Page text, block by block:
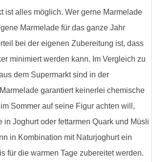
ist alles möglich. Wer gerne Marmelade
Marmelade für das ganze Jahr
bei der eigenen Zubereitung ist, dass
minimiert werden kann. Im Vergleich zu
dem Supermarkt sind in der
garantiert keinerlei chemische
Sommer auf seine Figur achten will,
in Joghurt oder fettarmen Quark und Müsli
in Kombination mit Naturjoghurt ein
für die warmen Tage zubereitet werden.